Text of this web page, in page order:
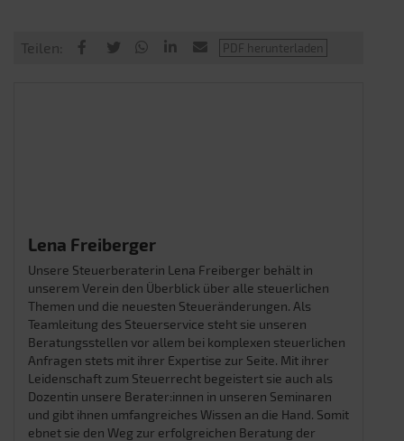
Teilen:
Lena Freiberger
Unsere Steuerberaterin Lena Freiberger behält in
unserem Verein den Überblick über alle steuerlichen
Themen und die neuesten Steueränderungen. Als
Teamleitung des Steuerservice steht sie unseren
Beratungsstellen vor allem bei komplexen steuerlichen
Anfragen stets mit ihrer Expertise zur Seite. Mit ihrer
Leidenschaft zum Steuerrecht begeistert sie auch als
Dozentin unsere Berater:innen in unseren Seminaren
und gibt ihnen umfangreiches Wissen an die Hand. Somit
ebnet sie den Weg zur erfolgreichen Beratung der